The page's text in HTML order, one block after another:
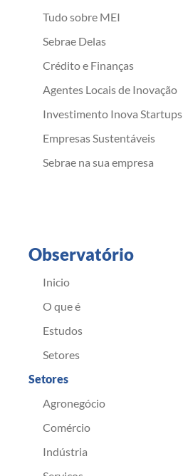
Tudo sobre MEI
Sebrae Delas
Crédito e Finanças
Agentes Locais de Inovação
Investimento Inova Startups
Empresas Sustentáveis
Sebrae na sua empresa
Observatório
Inicio
O que é
Estudos
Setores
Setores
Agronegócio
Comércio
Indústria